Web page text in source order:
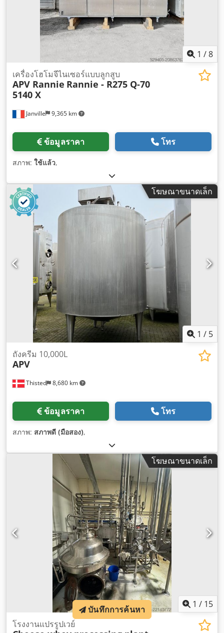
1 /8
Janville 9,365 km
เครื่องโฮโมจีไนเซอร์แบบลูกสูบ
APV Rannie Rannie - R275 Q-70
5140 X
ข้อมูลราคา โทร
สภาพ: ใช้แล้ว,
โฆษณาขนาดเล็ก
1 / 5
Thisted 8,680 km
ถังครีม 10,000L
APV
ข้อมูลราคา โทร
สภาพ: สภาพดี (มือสอง),
โฆษณาขนาดเล็ก
1 / 15
โรงงานแปรรูปเวย์
บันทึกการค้นหา